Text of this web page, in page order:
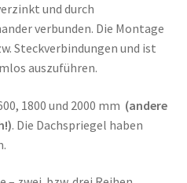
und durch
verbunden. Die Montage
Steckverbindungen und ist
auszuführen.
1800 und 2000 mm (andere
. Die Dachspriegel haben